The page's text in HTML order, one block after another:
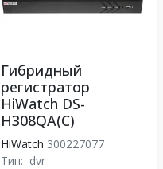
Гибридный
регистратор
HiWatch DS-
H308QA(C)
HiWatch 300227077
Тип: dvr